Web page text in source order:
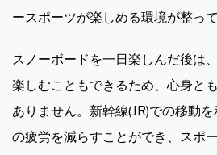
ースポーツが楽しめる環境が整って
スノーボードを一日楽しんだ後は
楽しむこともできるため、心身と
ありません。新幹線(JR)での移動
の疲労を減らすことができ、スポ